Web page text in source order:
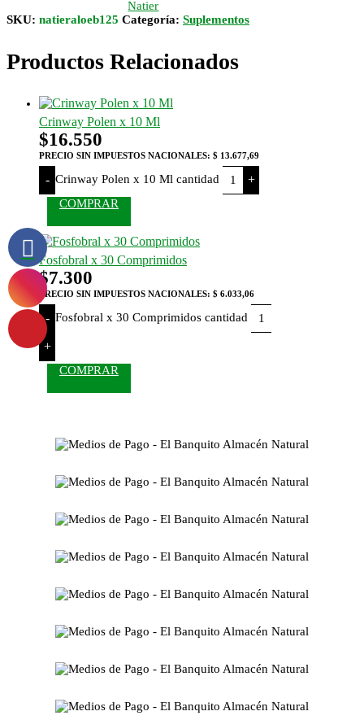
Natier
SKU: natieraloeb125 Categoría: Suplementos
Productos Relacionados
Crinway Polen x 10 Ml
$16.550
PRECIO SIN IMPUESTOS NACIONALES: $ 13.677,69
- Crinway Polen x 10 Ml cantidad +
COMPRAR
Fosfobral x 30 Comprimidos
$7.300
PRECIO SIN IMPUESTOS NACIONALES: $ 6.033,06
- Fosfobral x 30 Comprimidos cantidad
+
COMPRAR